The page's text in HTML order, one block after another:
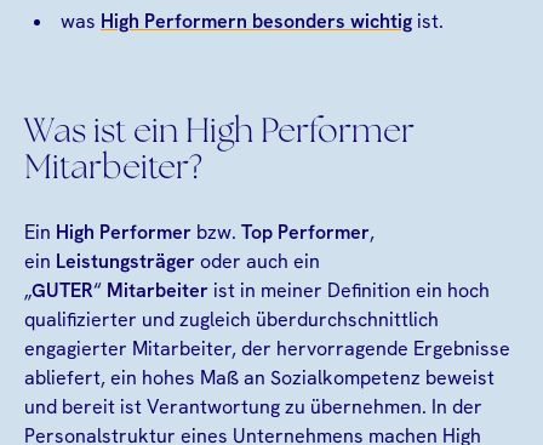
was High Performern besonders wichtig ist.
Was ist ein High Performer
Mitarbeiter?
Ein High Performer bzw. Top Performer,
ein Leistungsträgeroder auch ein
„GUTER“ Mitarbeiter ist in meiner Definition ein hoch
qualifizierter und zugleich überdurchschnittlich
engagierter Mitarbeiter, der hervorragende Ergebnisse
abliefert, ein hohes Maß an Sozialkompetenz beweist
und bereit ist Verantwortung zu übernehmen. In der
Personalstruktur eines Unternehmens machen High